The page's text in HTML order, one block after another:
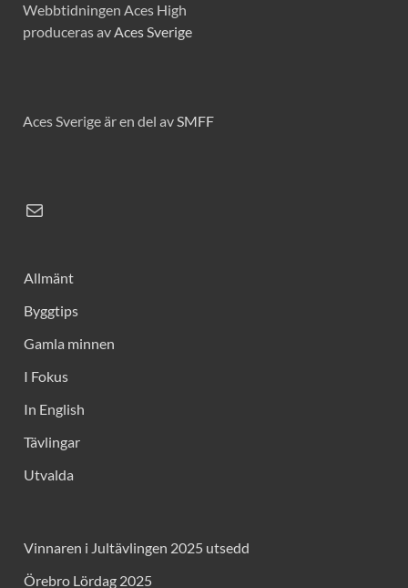
Webbtidningen Aces High
produceras avAces Sverige
Aces Sverige är en del avSMFF
Allmänt
Byggtips
Gamla minnen
I Fokus
In English
Tävlingar
Utvalda
Vinnaren i Jultävlingen 2025 utsedd
Örebro Lördag 2025